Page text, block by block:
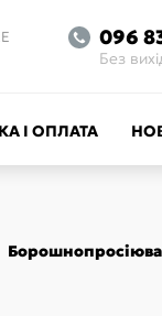
096
Без
І ОПЛАТА